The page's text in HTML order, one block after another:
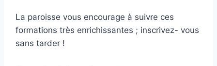
La paroisse vous encourage à suivre ces
formations très enrichissantes ; inscrivez- vous
sans tarder !